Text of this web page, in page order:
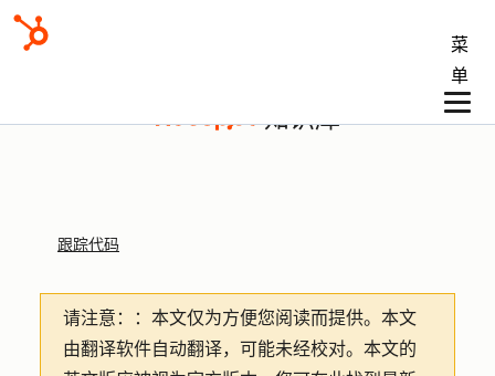
菜
单
知识库
跟踪代码
请注意： ：本文仅为方便您阅读而提供。 本文
由翻译软件自动翻译，可能未经校对。本文的